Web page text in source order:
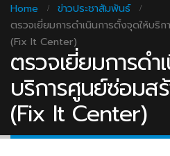
Home
ข่าวประชาสัมพันธ์
ตรวจเยี่ยมการดำเนินการตั้งจุดให้บริ
(Fix It Center)
ตรวจเยี่ยมการดำ
บริการศูนย์ซ่อมส
(Fix It Center)